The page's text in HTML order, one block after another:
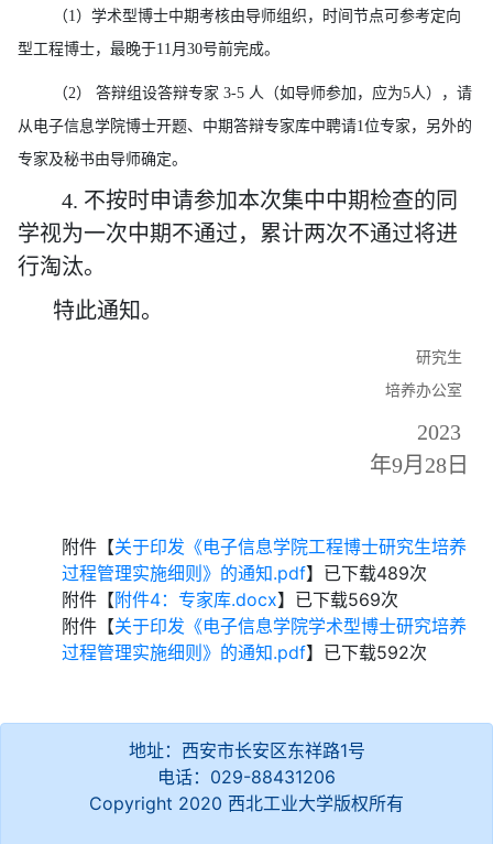
（1）学术型博士中期考核由导师组织，时间节点可参考定向
型工程博士，最晚于11月30号前完成。
（2） 答辩组设答辩专家 3-5 人（如导师参加，应为5人），请
从电子信息学院博士开题、中期答辩专家库中聘请1位专家，另外的
专家及秘书由导师确定。
4. 不按时申请参加本次集中中期检查的同
学视为一次中期不通过，累计两次不通过将进
行淘汰。
特此通知。
研究生
培养办公室
2023
年9月28 日
附件【关于印发《电子信息学院工程博士研究生培养
过程管理实施细则》的通知.pdf】已下载489次
附件【附件4：专家库.docx】已下载569次
附件【关于印发《电子信息学院学术型博士研究培养
过程管理实施细则》的通知.pdf】已下载592次
地址：西安市长安区东祥路1号
电话：029-88431206
Copyright 2020 西北工业大学版权所有